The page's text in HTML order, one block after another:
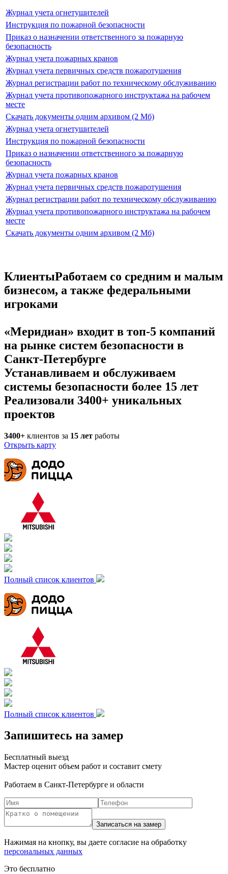
Журнал учета огнетушителей
Инструкция по пожарной безопасности
Приказ о назначении ответственного за пожарную
безопасность
Журнал учета пожарных кранов
Журнал учета первичных средств пожаротушения
Журнал регистрации работ по техническому обслуживанию
Журнал учета противопожарного инструктажа на рабочем
месте
Скачать документы одним архивом (2 Мб)
Журнал учета огнетушителей
Инструкция по пожарной безопасности
Приказ о назначении ответственного за пожарную
безопасность
Журнал учета пожарных кранов
Журнал учета первичных средств пожаротушения
Журнал регистрации работ по техническому обслуживанию
Журнал учета противопожарного инструктажа на рабочем
месте
Скачать документы одним архивом (2 Мб)
КлиентыРаботаем со средним и малым
бизнесом, а также федеральными
игроками
«Меридиан» входит в топ-5 компаний
на рынке систем безопасности в
Санкт-Петербурге
Устанавливаем и обслуживаем
системы безопасности более 15 лет
Реализовали 3400+ уникальных
проектов
3400+ клиентов за 15 лет работы
Открыть карту
Полный список клиентов
Полный список клиентов
Запишитесь на замер
Бесплатный выезд
Мастер оценит объем работ и составит смету
Работаем в Санкт-Петербурге и области
Нажимая на кнопку, вы даете согласие на обработку
персональных данных
Это бесплатно